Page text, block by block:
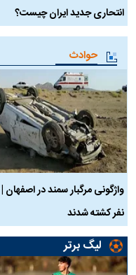
انتحاری جدید ایران چیست؟
حوادث
نفر کشته شدند
لیگ برتر